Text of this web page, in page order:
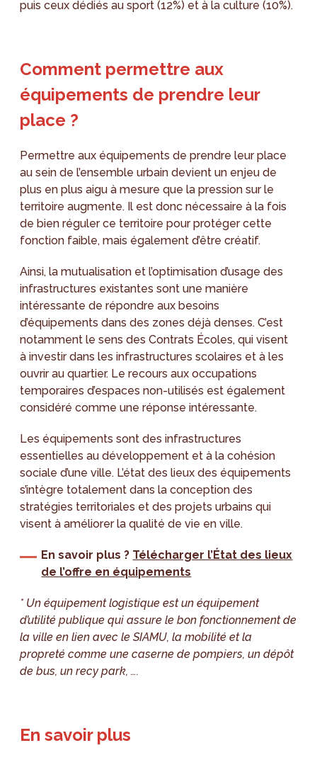
puis ceux dédiés au sport (12%) et à la culture (10%).
Comment permettre aux
équipements de prendre leur
place ?
Permettre aux équipements de prendre leur place
au sein de l’ensemble urbain devient un enjeu de
plus en plus aigu à mesure que la pression sur le
territoire augmente. Il est donc nécessaire à la fois
de bien réguler ce territoire pour protéger cette
fonction faible, mais également d’être créatif.
Ainsi, la mutualisation et l’optimisation d’usage des
infrastructures existantes sont une manière
intéressante de répondre aux besoins
d’équipements dans des zones déjà denses. C’est
notamment le sens des Contrats Écoles, qui visent
à investir dans les infrastructures scolaires et à les
ouvrir au quartier. Le recours aux occupations
temporaires d’espaces non-utilisés est également
considéré comme une réponse intéressante.
Les équipements sont des infrastructures
essentielles au développement et à la cohésion
sociale d’une ville. L’état des lieux des équipements
s’intègre totalement dans la conception des
stratégies territoriales et des projets urbains qui
visent à améliorer la qualité de vie en ville.
En savoir plus ? Télécharger l’État des lieux
de l’offre en équipements
* Un équipement logistique est un équipement
d’utilité publique qui assure le bon fonctionnement de
la ville en lien avec le SIAMU, la mobilité et la
propreté comme une caserne de pompiers, un dépôt
de bus, un recy park, ….
En savoir plus